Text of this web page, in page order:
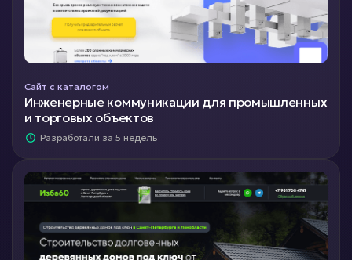
Сайт с каталогом
Инженерные коммуникации для промышленных
и торговых объектов
Разработали за 5 недель